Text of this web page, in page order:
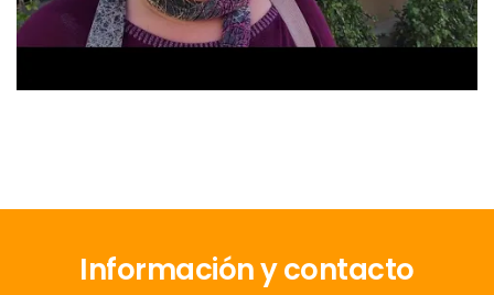
Información y contacto